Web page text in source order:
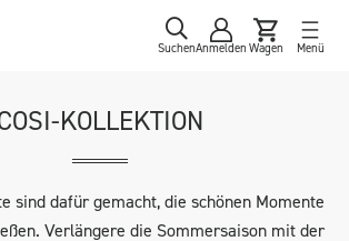
SuchenAnmelden Wagen Menü
KOLLEKTION
sind dafür gemacht, die schönen Momente
Verlängere die Sommersaison mit der